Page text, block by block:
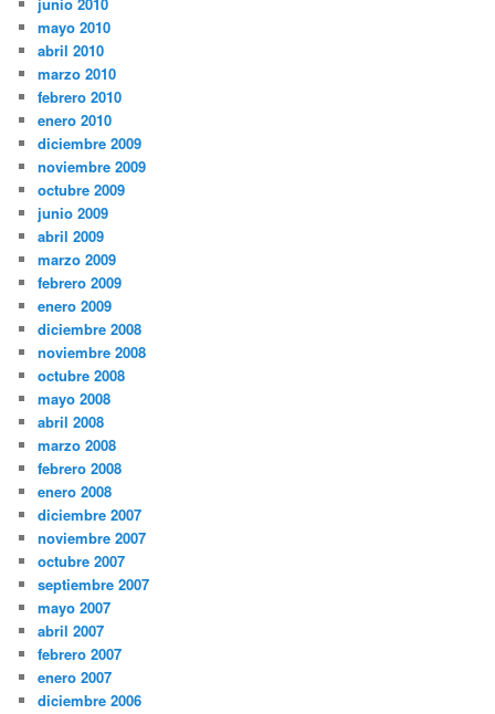
mayo 2010
abril 2010
marzo 2010
febrero 2010
enero 2010
diciembre 2009
noviembre 2009
octubre 2009
junio 2009
abril 2009
marzo 2009
febrero 2009
enero 2009
diciembre 2008
noviembre 2008
octubre 2008
mayo 2008
abril 2008
marzo 2008
febrero 2008
enero 2008
diciembre 2007
noviembre 2007
octubre 2007
septiembre 2007
mayo 2007
abril 2007
febrero 2007
enero 2007
diciembre 2006